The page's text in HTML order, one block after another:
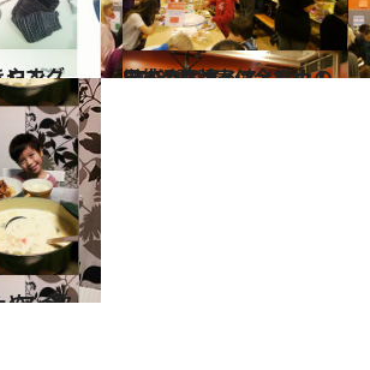
2013.3.1
PTA活動は寄付金集め！日本とは違うアメリカの学校の実情
ライフスタイル